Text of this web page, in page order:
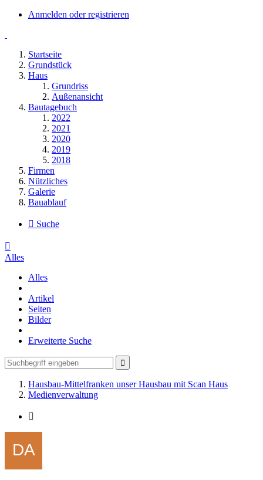
Anmelden oder registrieren
Startseite
Grundstück
Haus
Grundriss
Außenansicht
Bautagebuch
2022
2021
2020
2019
2018
Firmen
Nützliches
Galerie
Bauablauf
Suche
Alles
Alles
Artikel
Seiten
Bilder
Erweiterte Suche
Hausbau-Mittelfranken unser Hausbau mit Scan Haus
Medienverwaltung